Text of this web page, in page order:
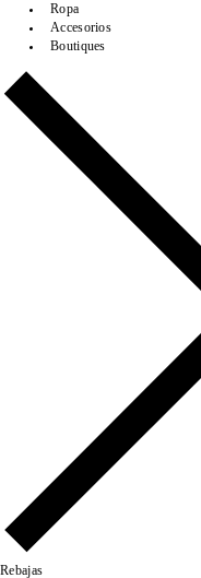
Ropa
Accesorios
Boutiques
Rebajas